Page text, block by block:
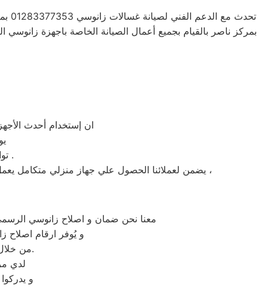
بمركز ناصر بالقيام بجميع أعمال الصيانة الخاصة باجهزة
ان إستخدام أحدث
» توافر قطع غيار زانوسي الاصلية في مركز صيانة زانوسي بمركز ناصر .
يضمن لعملائنا الحصول علي جهاز منزلي متكامل يعمل بأعلى مستوى من الكفاءة التي ينتظرها عملائنا ولتعزيز الثقة في مركز صيانه زانوسي مركز ناصر المعتمد بمركز ناصر ،
معنا نحن ضمان و اصلاح زانوسي الرسمي
و يُوفر ارقام اصلاح
من خلال تخفيض أسعار تلك الخدمات والبُعد التام عن التكاليف المالية باهظة الثمن.
لدي
و